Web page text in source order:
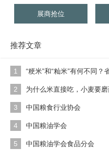
展商抢位
推荐文章
1 “粳米”和“籼米”有何不同？
2 为什么米直接吃，小麦要磨
3 中国粮食行业协会
4 中国粮油学会
5 中国粮油学会食品分会